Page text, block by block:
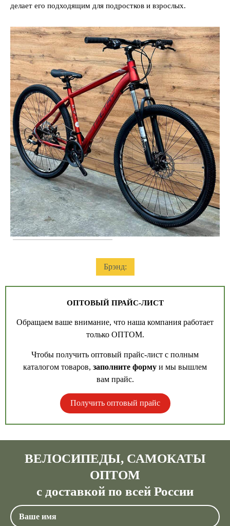
делает его подходящим для подростков и взрослых.
Брэнд:
ОПТОВЫЙ ПРАЙС-ЛИСТ
Обращаем ваше внимание, что наша компания работает
только ОПТОМ.
Чтобы получить оптовый прайс-лист с полным
каталогом товаров, заполните форму и мы вышлем
вам прайс.
Получить оптовый прайс
ВЕЛОСИПЕДЫ, САМОКАТЫ
ОПТОМ
с доставкой по всей России